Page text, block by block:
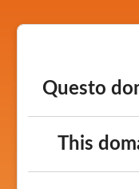
Questo
This